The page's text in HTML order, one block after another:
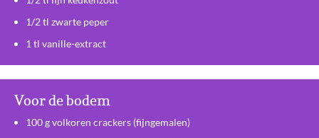
1/2 tl zwarte peper
1 tl vanille-extract
Voor de bodem
100 g volkoren crackers (fijngemalen)